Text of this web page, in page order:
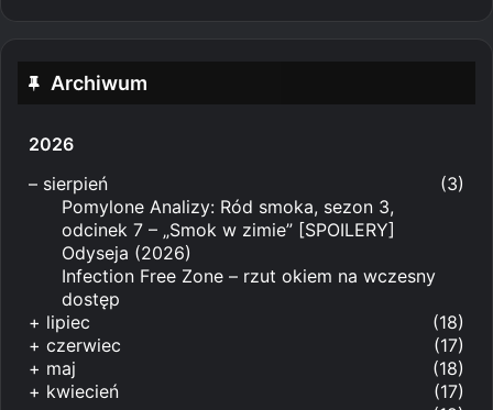
Archiwum
2026
– sierpień
(3)
Pomylone Analizy: Ród smoka, sezon 3,
odcinek 7 – „Smok w zimie” [SPOILERY]
Odyseja (2026)
Infection Free Zone – rzut okiem na wczesny
dostęp
+ lipiec
(18)
+ czerwiec
(17)
+ maj
(18)
+ kwiecień
(17)